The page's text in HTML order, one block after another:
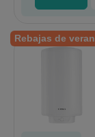
Rebajas de